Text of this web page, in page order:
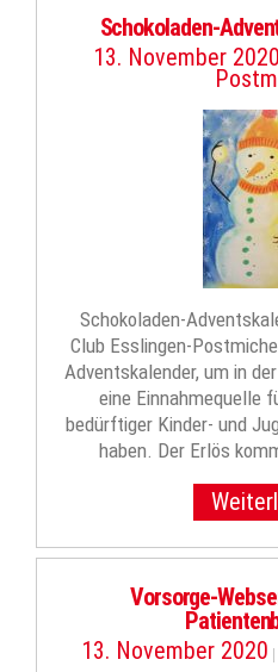
Schokoladen-
13. November 2020
Schokoladen-
Club Esslingen-
Adventskalender, um in
eine Einnahmequelle
bedürftiger Kinder- und
haben. Der Erlös
Vorsorge-
13. November 2020 |